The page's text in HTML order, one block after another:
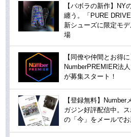
【バボラの新作】NY
纏う。「PURE
新シューズに限定モ
場
【同僚や仲間とお得に
NumberPREMIER法
が募集スタート！
【登録無料】Number
ガジン好評配信中。
の「今」をメールでお